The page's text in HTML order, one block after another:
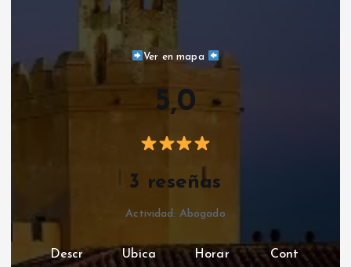
Ver en mapa
5,0
3 reseñas
Actividad: Abogado
Descr
Ubica
Horar
Cont